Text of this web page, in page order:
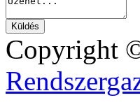
Copyright